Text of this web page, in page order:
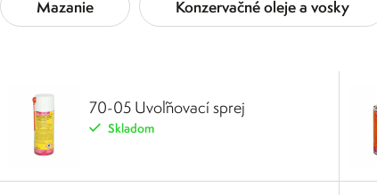
Mazanie Konzervačné oleje a vosky
70-05 Uvoľňovací sprej
Skladom